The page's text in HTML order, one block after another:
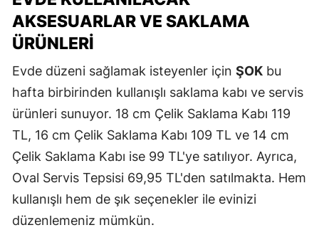
AKSESUARLAR VE SAKLAMA
ÜRÜNLERI
Evde düzeni sağlamak isteyenler için ŞOK bu
hafta birbirinden kullanışlı saklama kabı ve servis
ürünleri sunuyor. 18 cm Çelik Saklama Kabı 119
TL, 16 cm Çelik Saklama Kabı 109 TL ve 14 cm
Çelik Saklama Kabı ise 99 TL'ye satılıyor. Ayrıca,
Oval Servis Tepsisi 69,95 TL'den satılmakta. Hem
kullanışlı hem de şık seçenekler ile evinizi
düzenlemeniz mümkün.